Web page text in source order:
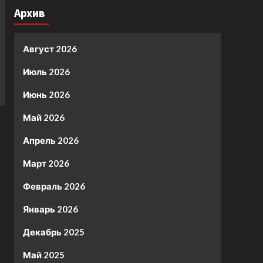
Архив
Август 2026
Июль 2026
Июнь 2026
Май 2026
Апрель 2026
Март 2026
Февраль 2026
Январь 2026
Декабрь 2025
Май 2025